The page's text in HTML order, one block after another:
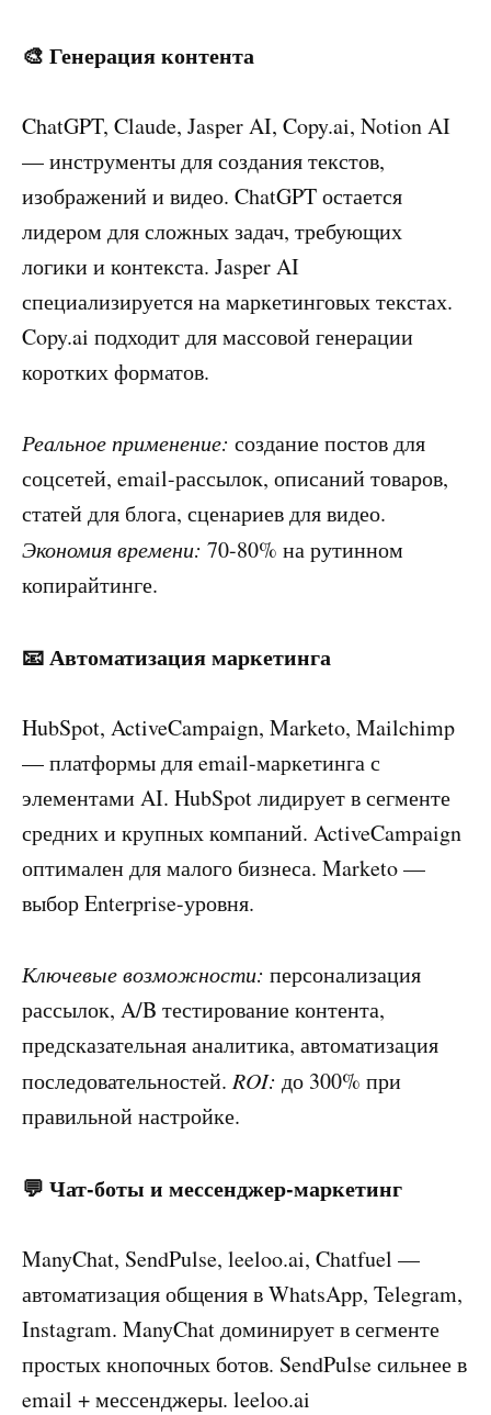
🎨 Генерация контента
ChatGPT, Claude, Jasper AI, Copy.ai, Notion AI
— инструменты для создания текстов,
изображений и видео. ChatGPT остается
лидером для сложных задач, требующих
логики и контекста. Jasper AI
специализируется на маркетинговых текстах.
Copy.ai подходит для массовой генерации
коротких форматов.
Реальное применение: создание постов для
соцсетей, email-рассылок, описаний товаров,
статей для блога, сценариев для видео.
Экономия времени: 70-80% на рутинном
копирайтинге.
📧 Автоматизация маркетинга
HubSpot, ActiveCampaign, Marketo, Mailchimp
— платформы для email-маркетинга с
элементами AI. HubSpot лидирует в сегменте
средних и крупных компаний. ActiveCampaign
оптимален для малого бизнеса. Marketo —
выбор Enterprise-уровня.
Ключевые возможности: персонализация
рассылок, A/B тестирование контента,
предсказательная аналитика, автоматизация
последовательностей. ROI: до 300% при
правильной настройке.
💬 Чат-боты и мессенджер-маркетинг
ManyChat, SendPulse, leeloo.ai, Chatfuel —
автоматизация общения в WhatsApp, Telegram,
Instagram. ManyChat доминирует в сегменте
простых кнопочных ботов. SendPulse сильнее в
email + мессенджеры. leeloo.ai